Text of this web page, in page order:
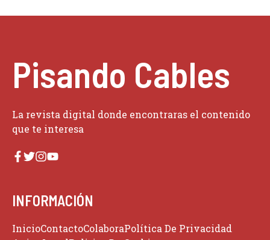
Pisando Cables
La revista digital donde encontraras el contenido
que te interesa
INFORMACIÓN
InicioContactoColaboraPolítica De Privacidad